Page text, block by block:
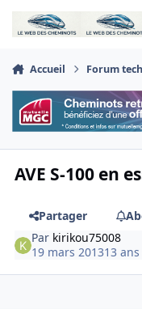
Aller au contenu
Accueil Forum
AVE S-100 en
Partager
Par kirikou75008
19 mars 201313 ans